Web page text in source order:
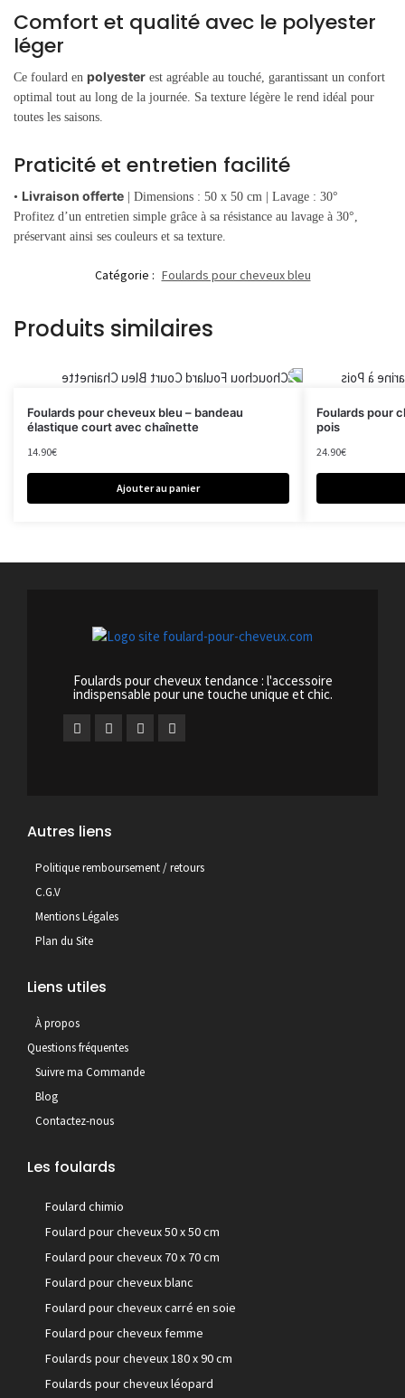
Comfort et qualité avec le polyester
léger
Ce foulard en polyester est agréable au touché, garantissant un confort
optimal tout au long de la journée. Sa texture légère le rend idéal pour
toutes les saisons.
Praticité et entretien facilité
• Livraison offerte | Dimensions : 50 x 50 cm | Lavage : 30°
Profitez d’un entretien simple grâce à sa résistance au lavage à 30°,
préservant ainsi ses couleurs et sa texture.
Catégorie : Foulards pour cheveux bleu
Produits similaires
Foulards pour cheveux bleu – bandeau
élastique court avec chaînette
14.90€
Ajouter au panier
Foulards pour
pois
24.90€
Foulards pour cheveux tendance : l'accessoire
indispensable pour une touche unique et chic.
Autres liens
Politique remboursement / retours
C.G.V
Mentions Légales
Plan du Site
Liens utiles
À propos
Questions fréquentes
Suivre ma Commande
Blog
Contactez-nous
Les foulards
Foulard chimio
Foulard pour cheveux 50 x 50 cm
Foulard pour cheveux 70 x 70 cm
Foulard pour cheveux blanc
Foulard pour cheveux carré en soie
Foulard pour cheveux femme
Foulards pour cheveux 180 x 90 cm
Foulards pour cheveux léopard